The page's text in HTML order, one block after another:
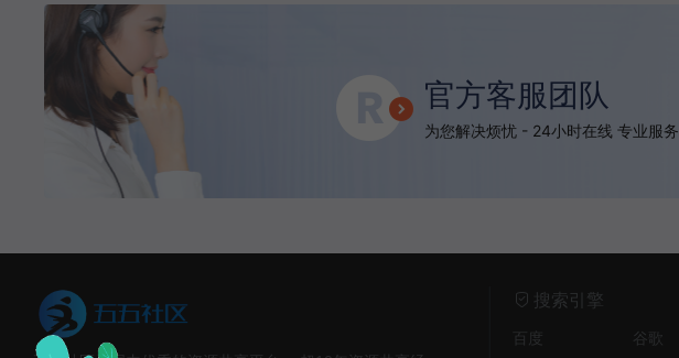
官方客服团队
为您解决烦忧 - 24小时在线 专业服务
搜索引擎
百度 谷歌